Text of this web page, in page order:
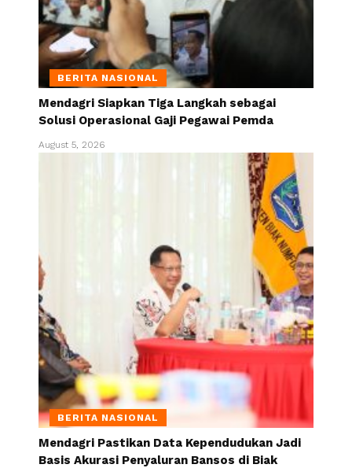
BERITA NASIONAL
Mendagri Siapkan Tiga Langkah sebagai
Solusi Operasional Gaji Pegawai Pemda
August 5, 2026
BERITA NASIONAL
Mendagri Pastikan Data Kependudukan Jadi
Basis Akurasi Penyaluran Bansos di Biak